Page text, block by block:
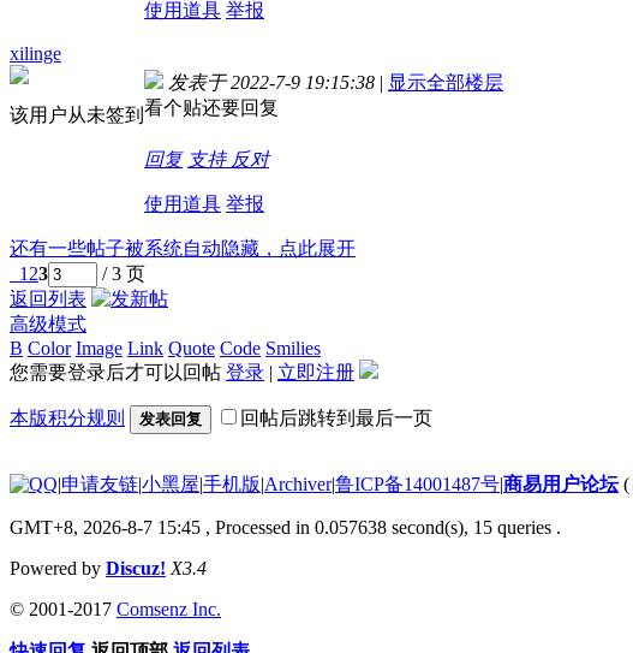
使用道具 举报
xilinge
该用户从未签到
发表于 2022-7-9 19:15:38 | 显示全部楼层
看个贴还要回复
回复 支持 反对
使用道具 举报
还有一些帖子被系统自动隐藏，点此展开
1 23
/ 3 页
返回列表
高级模式
B Color Image Link Quote Code Smilies
您需要登录后才可以回帖 登录 | 立即注册
本版积分规则 发表回复 回帖后跳转到最后一页
|申请友链|小黑屋|手机版|Archiver|鲁ICP备14001487号|商易用户论坛(
GMT+8, 2026-8-7 15:45 , Processed in 0.057638 second(s), 15 queries .
Powered by Discuz! X3.4
© 2001-2017 Comsenz Inc.